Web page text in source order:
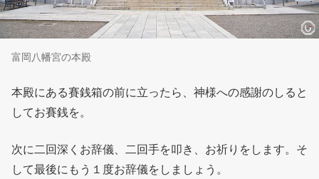
富岡八幡宮の本殿
本殿にある賽銭箱の前に立ったら、神様への感謝のしると
してお賽銭を。
次に二回深くお辞儀、二回手を叩き、お祈りをします。そ
して最後にもう１度お辞儀をしましょう。